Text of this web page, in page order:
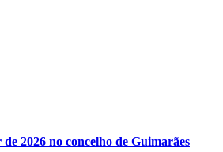
2026 no concelho de Guimarães